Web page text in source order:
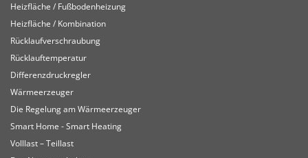
Heizfläche / Fußbodenheizung
Heizfläche / Kombination
Rücklaufverschraubung
Rücklauftemperatur
Differenzdruckregler
Wärmeerzeuger
Die Regelung am Wärmeerzeuger
Smart Home - Smart Heating
Volllast – Teillast